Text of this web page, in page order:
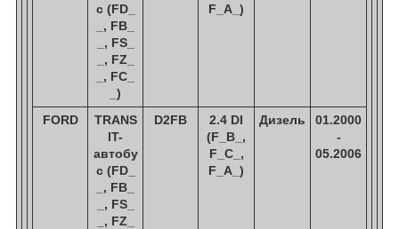
с (FD_
_, FB_
_, FS_
_, FZ_
_, FC_
_)
F_A_)
FORD
TRANS
IT-
автобу
с (FD_
_, FB_
_, FS_
_, FZ_
D2FB
2.4 DI
(F_B_,
F_C_,
F_A_)
Дизель
01.2000
-
05.2006